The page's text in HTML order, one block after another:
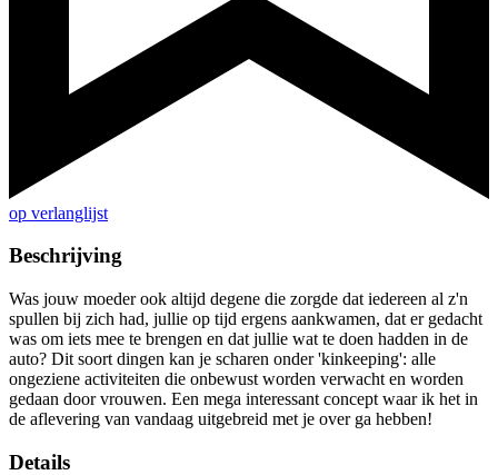
op verlanglijst
Beschrijving
Was jouw moeder ook altijd degene die zorgde dat iedereen al z'n
spullen bij zich had, jullie op tijd ergens aankwamen, dat er gedacht
was om iets mee te brengen en dat jullie wat te doen hadden in de
auto? Dit soort dingen kan je scharen onder 'kinkeeping': alle
ongeziene activiteiten die onbewust worden verwacht en worden
gedaan door vrouwen. Een mega interessant concept waar ik het in
de aflevering van vandaag uitgebreid met je over ga hebben!
Details